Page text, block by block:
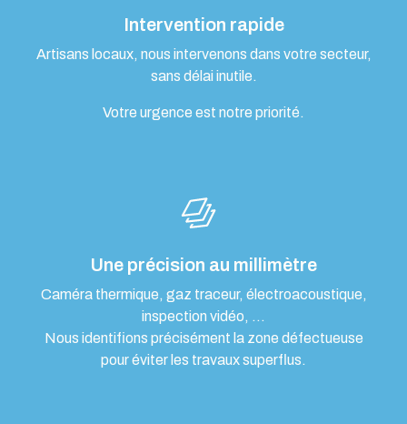
Intervention rapide
Artisans locaux, nous intervenons dans votre secteur,
sans délai inutile.
Votre urgence est notre priorité.
Une précision au millimètre
Caméra thermique, gaz traceur, électroacoustique,
inspection vidéo, …
Nous identifions précisément la zone défectueuse
pour éviter les travaux superflus.